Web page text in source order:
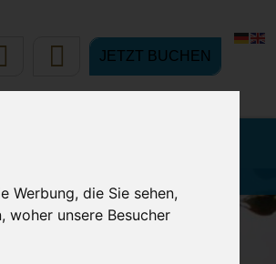
Werbung, die Sie sehen,
woher unsere Besucher
JETZT BUCHEN